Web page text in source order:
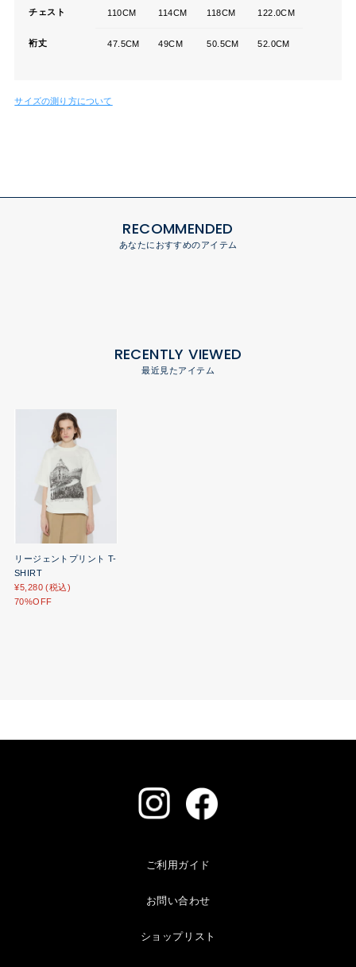
チェスト 110CM 114CM 118CM 122.0CM
裄丈 47.5CM 49CM 50.5CM 52.0CM
サイズの測り方について
RECOMMENDED
あなたにおすすめのアイテム
RECENTLY VIEWED
最近見たアイテム
リージェントプリント T-
SHIRT
¥5,280 (税込)
70%OFF
ご利用ガイド
お問い合わせ
ショップリスト